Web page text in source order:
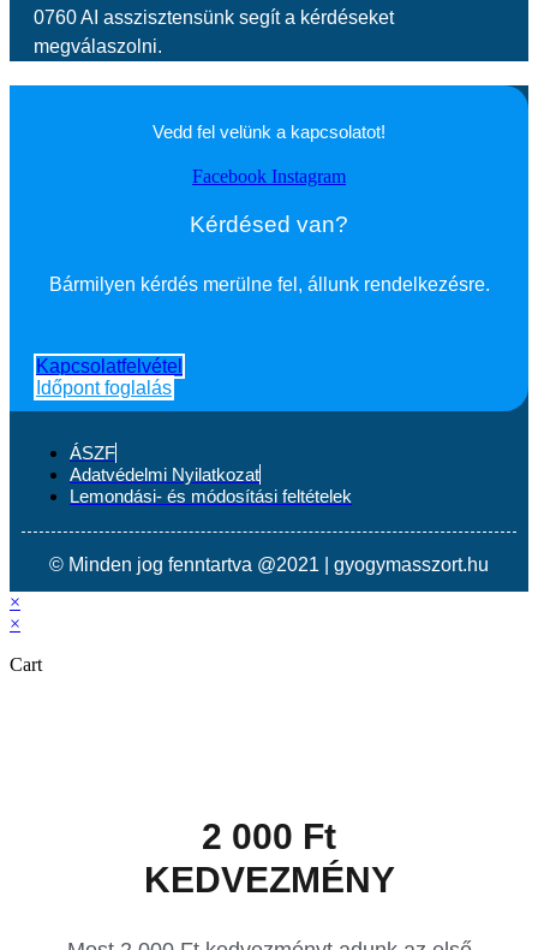
0760 AI asszisztensünk segít a kérdéseket
megválaszolni.
Vedd fel velünk a kapcsolatot!
Facebook Instagram
Kérdésed van?
Bármilyen kérdés merülne fel, állunk rendelkezésre.
Kapcsolatfelvétel
Időpont foglalás
ÁSZF
Adatvédelmi Nyilatkozat
Lemondási- és módosítási feltételek
© Minden jog fenntartva @2021 | gyogymasszort.hu
×
×
Cart
2 000 Ft
KEDVEZMÉNY